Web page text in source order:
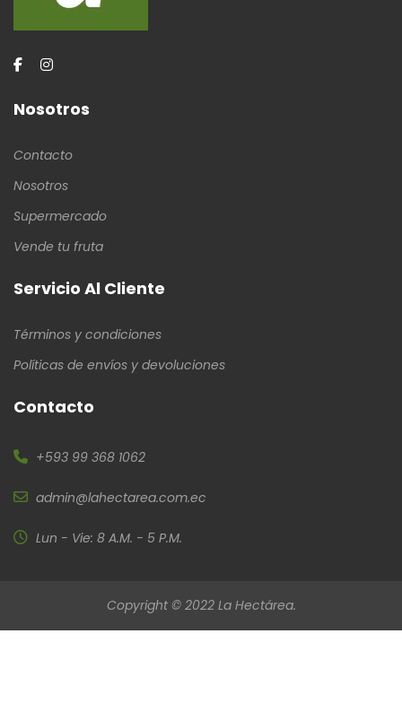
Nosotros
Contacto
Nosotros
Supermercado
Vende tu fruta
Servicio Al Cliente
Términos y condiciones
Políticas de envíos y devoluciones
Contacto
+593 99 368 1062
admin@lahectarea.com.ec
Lun - Vie: 8 A.M. - 5 P.M.
Copyright © 2022 La Hectárea.